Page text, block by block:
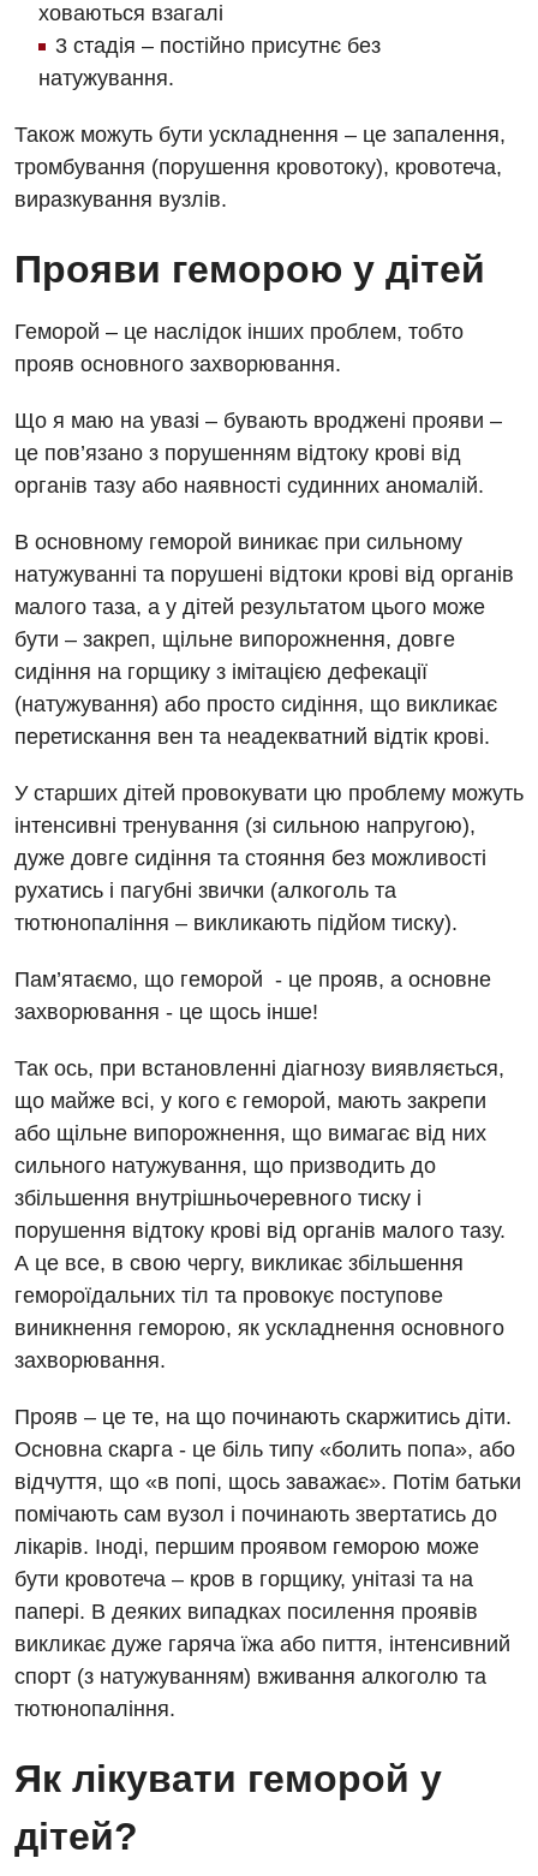
Заходи БПР
Інтернатура
Енциклопедія
Відгуки
Ангіографічні дослідження
Діагностичне відділення
Ендоскопічне відділення
Магнітно-резонансна томографія
Мамографія
Нейросонографія
Рентгенографія
УЗД
Акушерство і гінекологія
Алергологія, імунологія
Андрологія
Безоплатні послуги
Відділення інтенсивної терапії
Відділення кардіосудинної патології та неврології
Відділення невідкладних станів
Гінекологічне відділення
Дерматовенерологія
Ендокринологія
Кардіологія
Кардіохірургія
Неврологія
Нейрохірургія
Онкологічне відділлення
Оториноларингологія
Офтальмологічне відділення
Педіатричне відділення
Пульмонологія
Судинна хірургія
Відділення кардіосудинної патології та неврології
Відділення невідкладних станів
Гінекологічне відділення
Денний стаціонар
Ендоскопічне відділення
Онкологічне відділлення
Офтальмологічне відділення
Педіатричне відділення
Терапевтичне відділення
Травматологічне відділення
Швидка медична допомога
Декларування
Національний скринінг здоров’я 40+
Російська
ховаються взагалі
3 стадія – постійно присутнє без
натужування.
Також можуть бути ускладнення – це запалення,
тромбування (порушення кровотоку), кровотеча,
виразкування вузлів.
Прояви геморою у дітей
Геморой – це наслідок інших проблем, тобто
прояв основного захворювання.
Що я маю на увазі – бувають вроджені прояви –
це пов’язано з порушенням відтоку крові від
органів тазу або наявності судинних аномалій.
В основному геморой виникає при сильному
натужуванні та порушені відтоки крові від органів
малого таза, а у дітей результатом цього може
бути – закреп, щільне випорожнення, довге
сидіння на горщику з імітацією дефекації
(натужування) або просто сидіння, що викликає
перетискання вен та неадекватний відтік крові.
У старших дітей провокувати цю проблему можуть
інтенсивні тренування (зі сильною напругою),
дуже довге сидіння та стояння без можливості
рухатись і пагубні звички (алкоголь та
тютюнопаління – викликають підйом тиску).
Пам’ятаємо, що геморой - це прояв, а основне
захворювання - це щось інше!
Так ось, при встановленні діагнозу виявляється,
що майже всі, у кого є геморой, мають закрепи
або щільне випорожнення, що вимагає від них
сильного натужування, що призводить до
збільшення внутрішньочеревного тиску і
порушення відтоку крові від органів малого тазу.
А це все, в свою чергу, викликає збільшення
гемороїдальних тіл та провокує поступове
виникнення геморою, як ускладнення основного
захворювання.
Прояв – це те, на що починають скаржитись діти.
Основна скарга - це біль типу «болить попа», або
відчуття, що «в попі, щось заважає». Потім батьки
помічають сам вузол і починають звертатись до
лікарів. Іноді, першим проявом геморою може
бути кровотеча – кров в горщику, унітазі та на
папері. В деяких випадках посилення проявів
викликає дуже гаряча їжа або пиття, інтенсивний
спорт (з натужуванням) вживання алкоголю та
тютюнопаління.
Як лікувати геморой у
дітей?